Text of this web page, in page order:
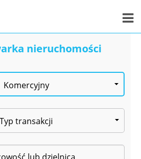
nieruchomości
Komercyjny
Typ transakcji